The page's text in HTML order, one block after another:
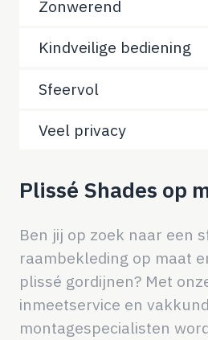
Zonwerend
Kindveilige bediening
Sfeervol
Veel privacy
Plissé Shades op
Ben jij op zoek naar een
raambekleding op maat
plissé gordijnen? Met
inmeetservice en
montagespecialisten